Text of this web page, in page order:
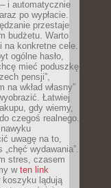
i automatycznie
po wypłacie.
przestaje
budżetu. Warto
na konkretne cele.
ogólne hasło,
mieć poduszkę
pensji”,
na wkład własny”
Łatwiej
gdy wiemy,
czegoś realnego.
uwagę na to,
wydawania”.
stres, czasem
w ten link
koszyku lądują